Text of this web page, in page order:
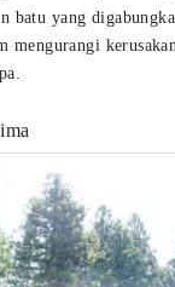
batu yang